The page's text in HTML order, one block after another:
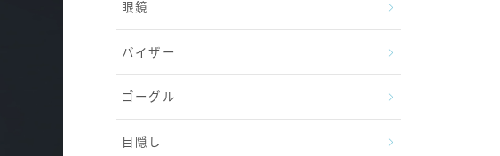
眼鏡
バイザー
ゴーグル
目隠し